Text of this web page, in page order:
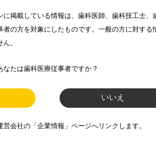
に掲載している情報は、歯科医師、歯科技工士、
者の方を対象にしたものです。一般の方に対する
。
なたは歯科医療従事者ですか？
いいえ
営会社の「企業情報」ページへリンクします。
メールマガジンでお届け
歯科衛生士、歯科技工士）に
けします。